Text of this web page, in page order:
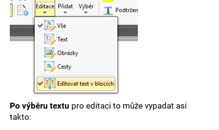
Po výběru textu pro editaci to může vypadat asi
takto: